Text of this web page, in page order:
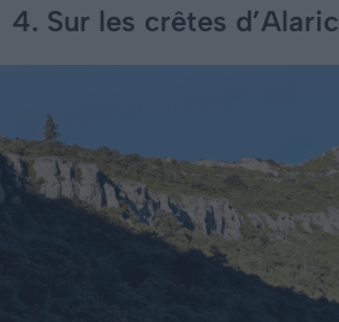
4. Sur les crêtes d’Alaric